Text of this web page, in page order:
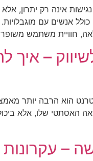
נגישות אינה רק יתרון,
חוויית משתמש
– איך
הוא הרבה יותר
האסתטי שלו, אלא
–